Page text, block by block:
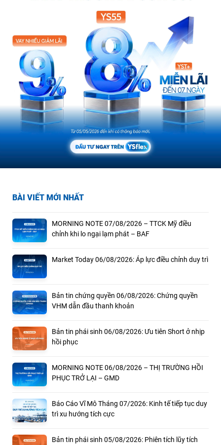
BÀI VIẾT MỚI NHẤT
MORNING NOTE 07/08/2026 – TTCK Mỹ điều
chỉnh khi lo ngại lạm phát – BAF
Market Today 06/08/2026: Áp lực điều chỉnh duy trì
Bản tin chứng quyền 06/08/2026: Chứng quyền
VHM dẫn đầu thanh khoản
Bản tin phái sinh 06/08/2026: Ưu tiên Short ở nhịp
hồi phục
MORNING NOTE 06/08/2026 – THỊ TRƯỜNG HỒI
PHỤC TRỞ LẠI – GMD
Báo Cáo Vĩ Mô Tháng 07/2026: Kinh tế tiếp tục duy
trì xu hướng tích cực
Bản tin phái sinh 05/08/2026: Phiên tích lũy tích